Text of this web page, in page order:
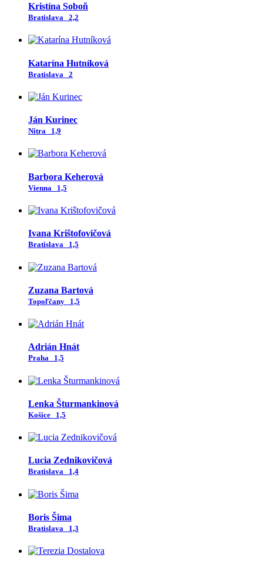
Kristína Soboň
Bratislava 2,2
Katarína Hutníková
Bratislava 2
Ján Kurinec
Nitra 1,9
Barbora Keherová
Vienna 1,5
Ivana Krištofovičová
Bratislava 1,5
Zuzana Bartová
Topoľčany 1,5
Adrián Hnát
Praha 1,5
Lenka Šturmankinová
Košice 1,5
Lucia Zednikovičová
Bratislava 1,4
Boris Šima
Bratislava 1,3